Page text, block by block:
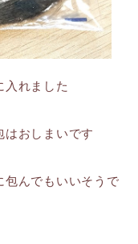
入れました
はおしまいです
包んでもいいそうで